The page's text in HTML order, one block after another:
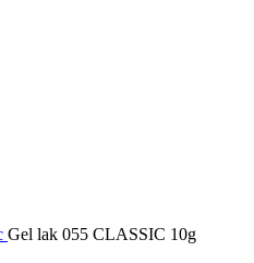
Gel lak 055 CLASSIC 10g